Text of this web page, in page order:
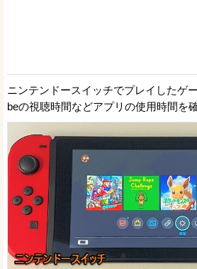
ニンテンドースイッチでプレイしたゲ
beの視聴時間などアプリの使用時間を